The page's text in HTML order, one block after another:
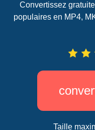
Convertissez
populaires en MP4,
Taille